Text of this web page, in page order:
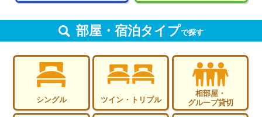
部屋・宿泊タイプで探す
シングル ツイン・トリプル
相部屋・
グループ貸切